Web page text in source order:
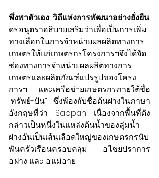
พึ่งพาตัวเอง: วิถีแห่งการพัฒนาอย่างยั่งยืน
ดร.อนุตราอธิบายเสริมว่าเพื่อเป็นการเพิ่ม
ทางเลือกในการจำหน่ายผลผลิตทางการ
เกษตรให้แก่เกษตรกรโครงการฯจึงได้จัด
ช่องทางการจำหน่ายผลผลิตทางการ
เกษตรและผลิตภัณฑ์แปรรูปของโครง
การฯ และเครือข่ายเกษตรกรภายใต้ชื่อ
“ทรัพย์-ปัน” ซึ่งพ้องกับชื่อต้นฝางในภาษา
อังกฤษที่ว่า Sappan เนื่องจากพื้นที่ดัง
กล่าวเป็นหนึ่งในแหล่งต้นน้ำของลุ่มน้ำ
ฝางอันเป็นเส้นเลือดใหญ่ของเกษตรกรนับ
พันครัวเรือนครอบคลุม อ.ไชยปราการ
อ.ฝาง และ อ.แม่อาย